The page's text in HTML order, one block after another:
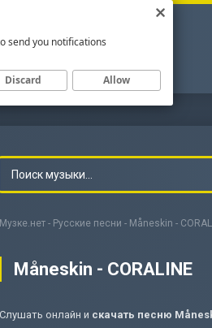
Музке.нет - Русские песни - Måneskin -
Måneskin - CORALINE
Слушать онлайн и скачать песню
send you notifications
Discard Allow